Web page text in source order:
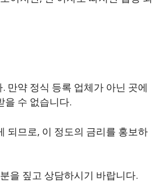
만약 정식 등록 업체가 아닌 곳에
을 수 없습니다.
되므로, 이 정도의 금리를 홍보하
을 짚고 상담하시기 바랍니다.